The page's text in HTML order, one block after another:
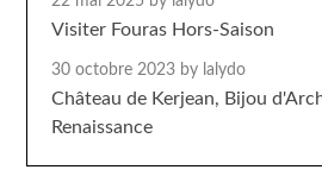
Visiter Fouras Hors-Saison
30 octobre 2023 by lalydo
Château de Kerjean, Bijou
Renaissance